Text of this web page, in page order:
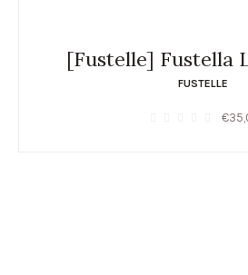
[Fustelle] Fustella
FUSTELLE
€